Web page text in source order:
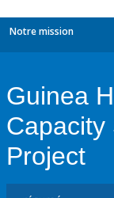
Notre mission
Guinea
Capacity
Project